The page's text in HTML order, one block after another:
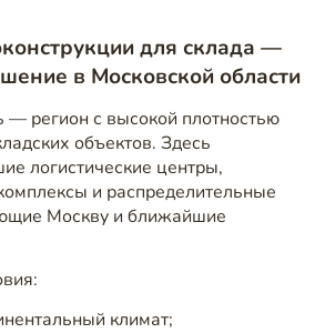
для склада —
в Московской области
— регион с высокой плотностью
объектов. Здесь
логистические центры,
и распределительные
Москву и ближайшие
климат;